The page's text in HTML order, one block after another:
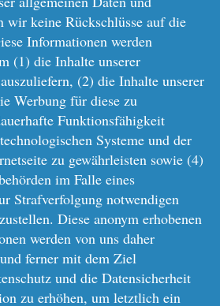
wir keine Rückschlüsse auf die
Informationen werden
(1) die Inhalte unserer
(2) die Inhalte unserer
Werbung für diese zu
Funktionsfähigkeit
Systeme und der
zu gewährleisten sowie (4)
im Falle eines
Strafverfolgung notwendigen
Diese anonym erhobenen
werden von uns daher
ferner mit dem Ziel
und die Datensicherheit
zu erhöhen, um letztlich ein